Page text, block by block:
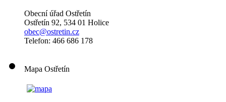
Obecní úřad Ostřetín
Ostřetín 92, 534 01 Holice
obec@ostretin.cz
Telefon: 466 686 178
Mapa Ostřetín